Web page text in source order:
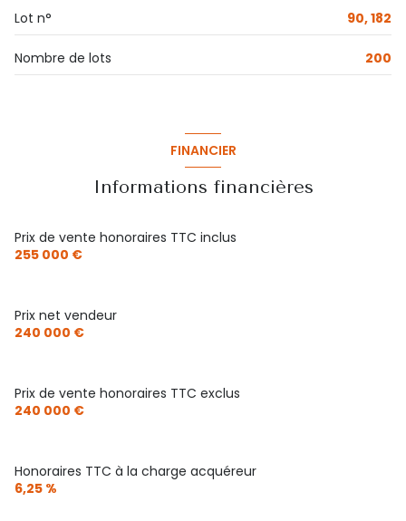
Lot n° 90, 182
Nombre de lots 200
FINANCIER
Informations financières
Prix de vente honoraires TTC inclus
255 000 €
Prix net vendeur
240 000 €
Prix de vente honoraires TTC exclus
240 000 €
Honoraires TTC à la charge acquéreur
6,25 %